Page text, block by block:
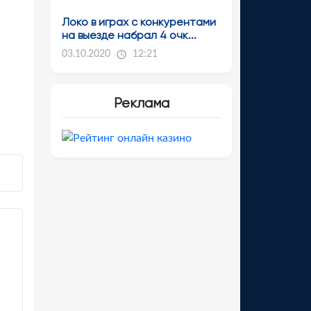
Локо в играх с конкурентами
на выезде набрал 4 очк...
03.10.2020 12:21
Реклама